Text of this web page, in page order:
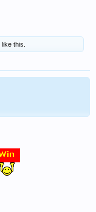
like this.